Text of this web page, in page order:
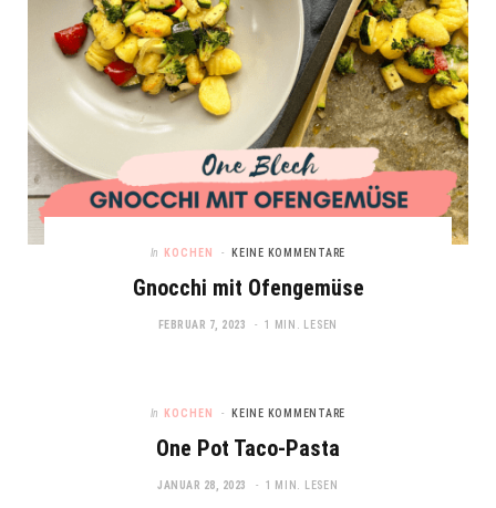
In KOCHEN KEINE KOMMENTARE
Gnocchi mit Ofengemüse
FEBRUAR 7, 2023 1 MIN. LESEN
In KOCHEN KEINE KOMMENTARE
One Pot Taco-Pasta
JANUAR 28, 2023 1 MIN. LESEN